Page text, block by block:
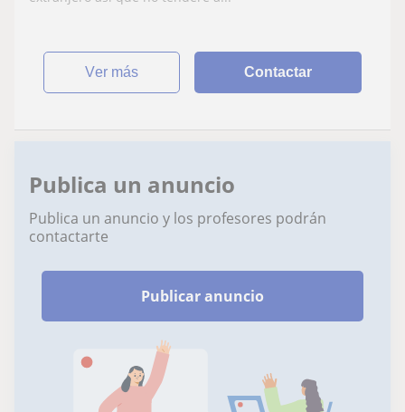
ver más Contactar
Publica un anuncio
Publica un anuncio y los profesores podrán
contactarte
Publicar anuncio